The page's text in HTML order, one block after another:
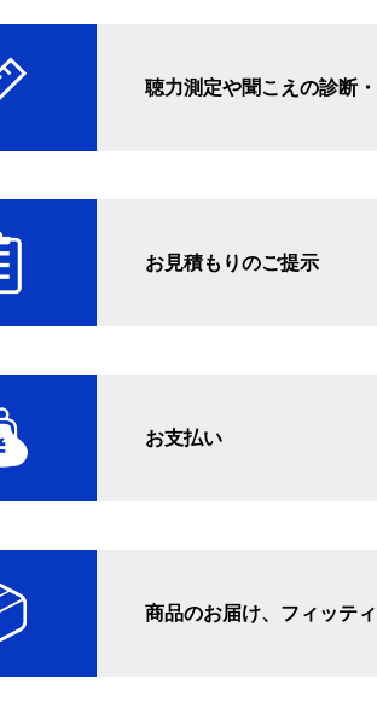
聴力測定や聞こえの診断
お見積もりのご提示
お支払い
商品のお届け、フィッテ